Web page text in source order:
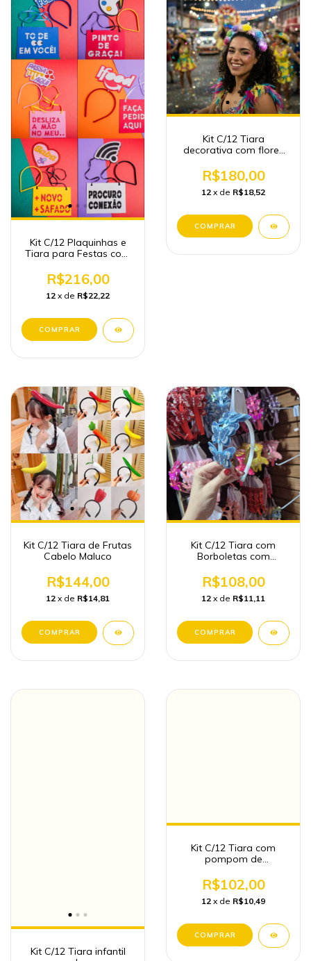
Kit C/12 Plaquinhas e
Tiara para Festas com
R$216,00
12 x de R$22,22
Kit C/12 Tiara
decorativa com flores
R$180,00
12 x de R$18,52
Kit C/12 Tiara de Frutas
Cabelo Maluco
R$144,00
12 x de R$14,81
Kit C/12 Tiara com
Borboletas com
R$108,00
12 x de R$11,11
Kit C/12 Tiara infantil
Kit C/12 Tiara com
pompom de
R$102,00
12 x de R$10,49